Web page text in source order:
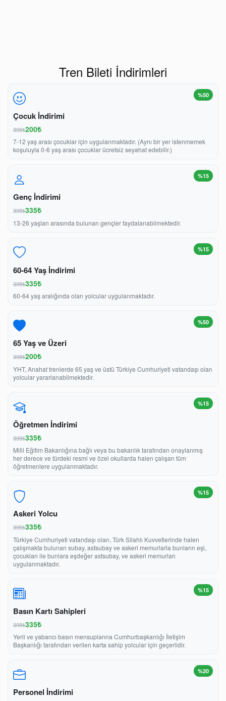
Tren Bileti İndirimleri
%50
Çocuk İndirimi
395₺200₺
7-12 yaş arası çocuklar için uygulanmaktadır. (Aynı bir yer istenmemek
koşuluyla 0-6 yaş arası çocuklar ücretsiz seyahat edebilir.)
%15
Genç İndirimi
395₺335₺
13-26 yaşları arasında bulunan gençler faydalanabilmektedir.
%15
60-64 Yaş İndirimi
395₺335₺
60-64 yaş aralığında olan yolcular uygulanmaktadır.
%50
65 Yaş ve Üzeri
395₺200₺
YHT, Anahat trenlerde 65 yaş ve üstü Türkiye Cumhuriyeti vatandaşı olan
yolcular yararlanabilmektedir.
%15
Öğretmen İndirimi
395₺335₺
Milli Eğitim Bakanlığına bağlı veya bu bakanlık tarafından onaylanmış
her derece ve türdeki resmi ve özel okullarda halen çalışan tüm
öğretmenlere uygulanmaktadır.
%15
Askeri Yolcu
395₺335₺
Türkiye Cumhuriyeti vatandaşı olan, Türk Silahlı Kuvvetlerinde halen
çalışmakta bulunan subay, astsubay ve askeri memurlarla bunların eşi,
çocukları ile bunlara eşdeğer astsubay, ve askeri memurları
uygulanmaktadır.
%15
Basın Kartı Sahipleri
395₺335₺
Yerli ve yabancı basın mensuplarına Cumhurbaşkanlığı İletişim
Başkanlığı tarafından verilen karta sahip yolcular için geçerlidir.
%20
Personel İndirimi